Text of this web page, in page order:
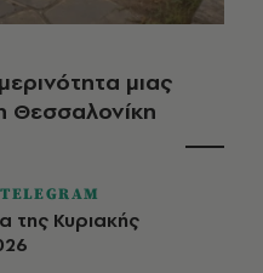
μιας
Θεσσαλονίκη
της Κυριακής